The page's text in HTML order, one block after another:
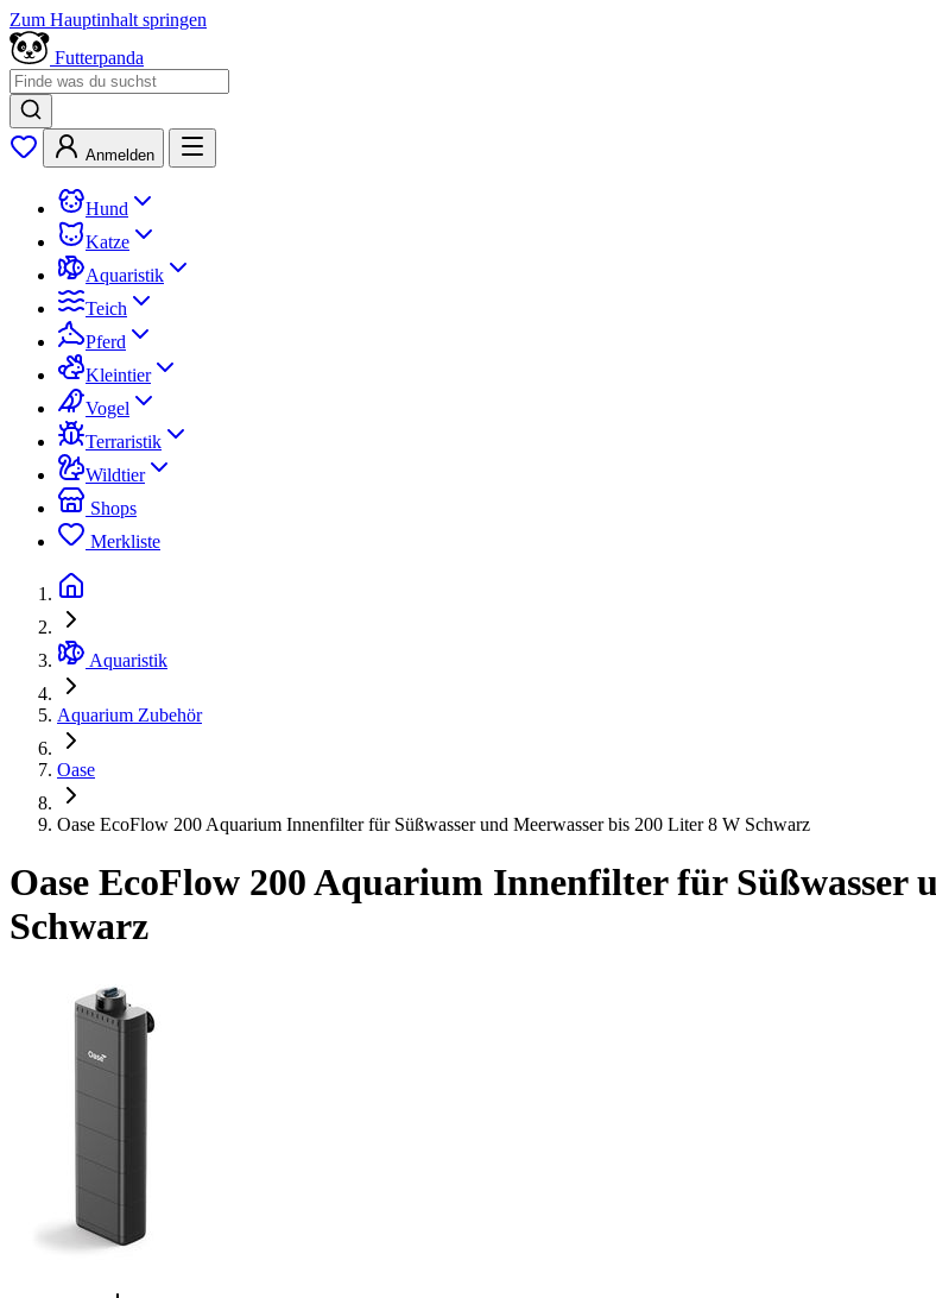
Zum Hauptinhalt springen
Futterpanda
Anmelden
Hund
Katze
Aquaristik
Teich
Pferd
Kleintier
Vogel
Terraristik
Wildtier
Shops
Merkliste
Aquaristik
Aquarium Zubehör
Oase
Oase EcoFlow 200 Aquarium Innenfilter für Süßwasser und Meerwasser bis 200 Liter 8 W Schwarz
Oase EcoFlow 200 Aquarium Innenfilter für Süßwasser
Schwarz